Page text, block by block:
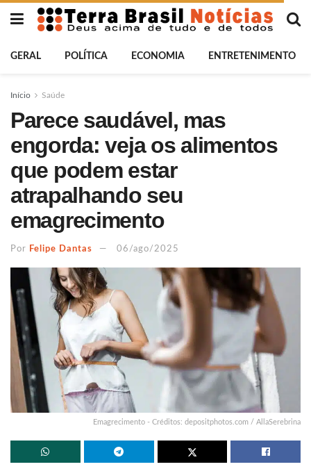
GERAL POLÍTICA ECONOMIA ENTRETENIMENTO
Início Saúde
Parece saudável, mas
engorda: veja os alimentos
que podem estar
atrapalhando seu
emagrecimento
Por Felipe Dantas 06/ago/2025
Emagrecimento - Créditos: depositphotos.com / AllaSerebrina